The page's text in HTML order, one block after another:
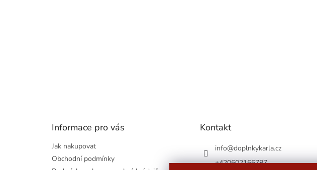
Informace pro vás
Jak nakupovat
Obchodní podmínky
Kontakt
info@doplnkykarla.cz
+420602166787